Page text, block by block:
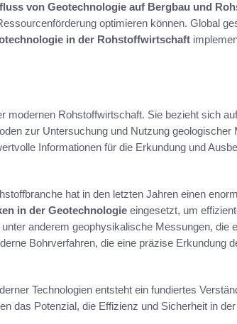
von Geotechnologie auf Bergbau und
optimieren können. Global
in der Rohstoffwirtschaft
modernen Rohstoffwirtschaft. Sie bezieht sich
zur Untersuchung und Nutzung geologischer
Informationen für die Erkundung und
hat in den letzten Jahren einen
in der Geotechnologie eingesetzt, um
anderem geophysikalische Messungen, die
Bohrverfahren, die eine präzise Erkundung
Technologien entsteht ein fundiertes
das Potenzial, die Effizienz und Sicherheit in der